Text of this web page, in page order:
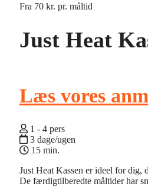
Fra 70 kr. pr. måltid
Just Heat
Læs vores
1 - 4 pers
3 dage/ugen
15 min.
Just Heat Kassen er ideel for
De færdigtilberedte måltider har